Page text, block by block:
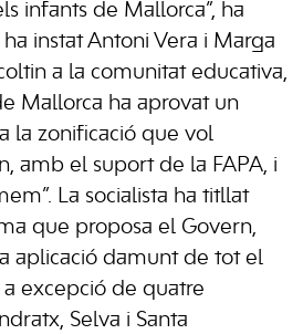
infants de Mallorca”, ha
instat Antoni Vera i Marga
a la comunitat educativa,
Mallorca ha aprovat un
la zonificació que vol
amb el suport de la FAPA, i
La socialista ha titllat
que proposa el Govern,
aplicació damunt de tot el
excepció de quatre
Selva i Santa